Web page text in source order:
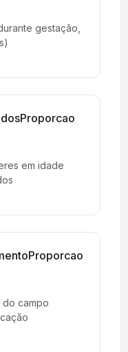
gestação,
em idade
campo